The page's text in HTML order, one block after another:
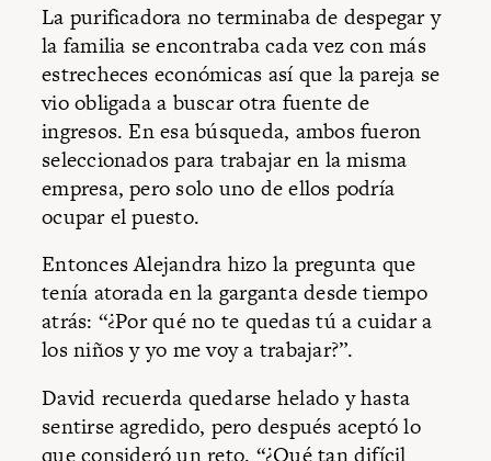
La purificadora no terminaba de despegar y
la familia se encontraba cada vez con más
estrecheces económicas así que la pareja se
vio obligada a buscar otra fuente de
ingresos. En esa búsqueda, ambos fueron
seleccionados para trabajar en la misma
empresa, pero solo uno de ellos podría
ocupar el puesto.
Entonces Alejandra hizo la pregunta que
tenía atorada en la garganta desde tiempo
atrás: “¿Por qué no te quedas tú a cuidar a
los niños y yo me voy a trabajar?”.
David recuerda quedarse helado y hasta
sentirse agredido, pero después aceptó lo
que consideró un reto. “¿Qué tan difícil